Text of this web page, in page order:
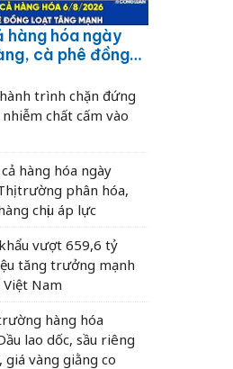
hàng hóa ngày
cà phê đồng
trình chặn đứng
chất cấm vào
hàng hóa ngày
trường phân hóa,
chịu áp lực
vượt 659,6 tỷ
tăng trưởng mạnh
Nam
hàng hóa
lao dốc, sầu riêng
giá vàng giằng co